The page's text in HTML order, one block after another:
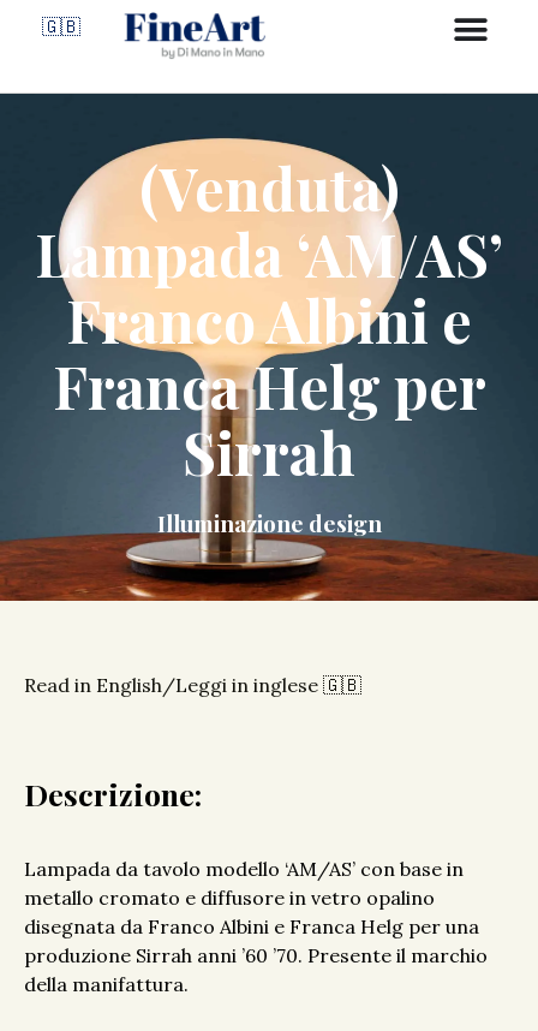
🇬🇧
(Venduta)
Lampada ‘AM/AS’
Franco Albini e
Franca Helg per
Sirrah
Illuminazione design
Read in English/Leggi in inglese 🇬🇧
Descrizione:
Lampada da tavolo modello ‘AM/AS’ con base in
metallo cromato e diffusore in vetro opalino
disegnata da Franco Albini e Franca Helg per una
produzione Sirrah anni ’60 ’70. Presente il marchio
della manifattura.